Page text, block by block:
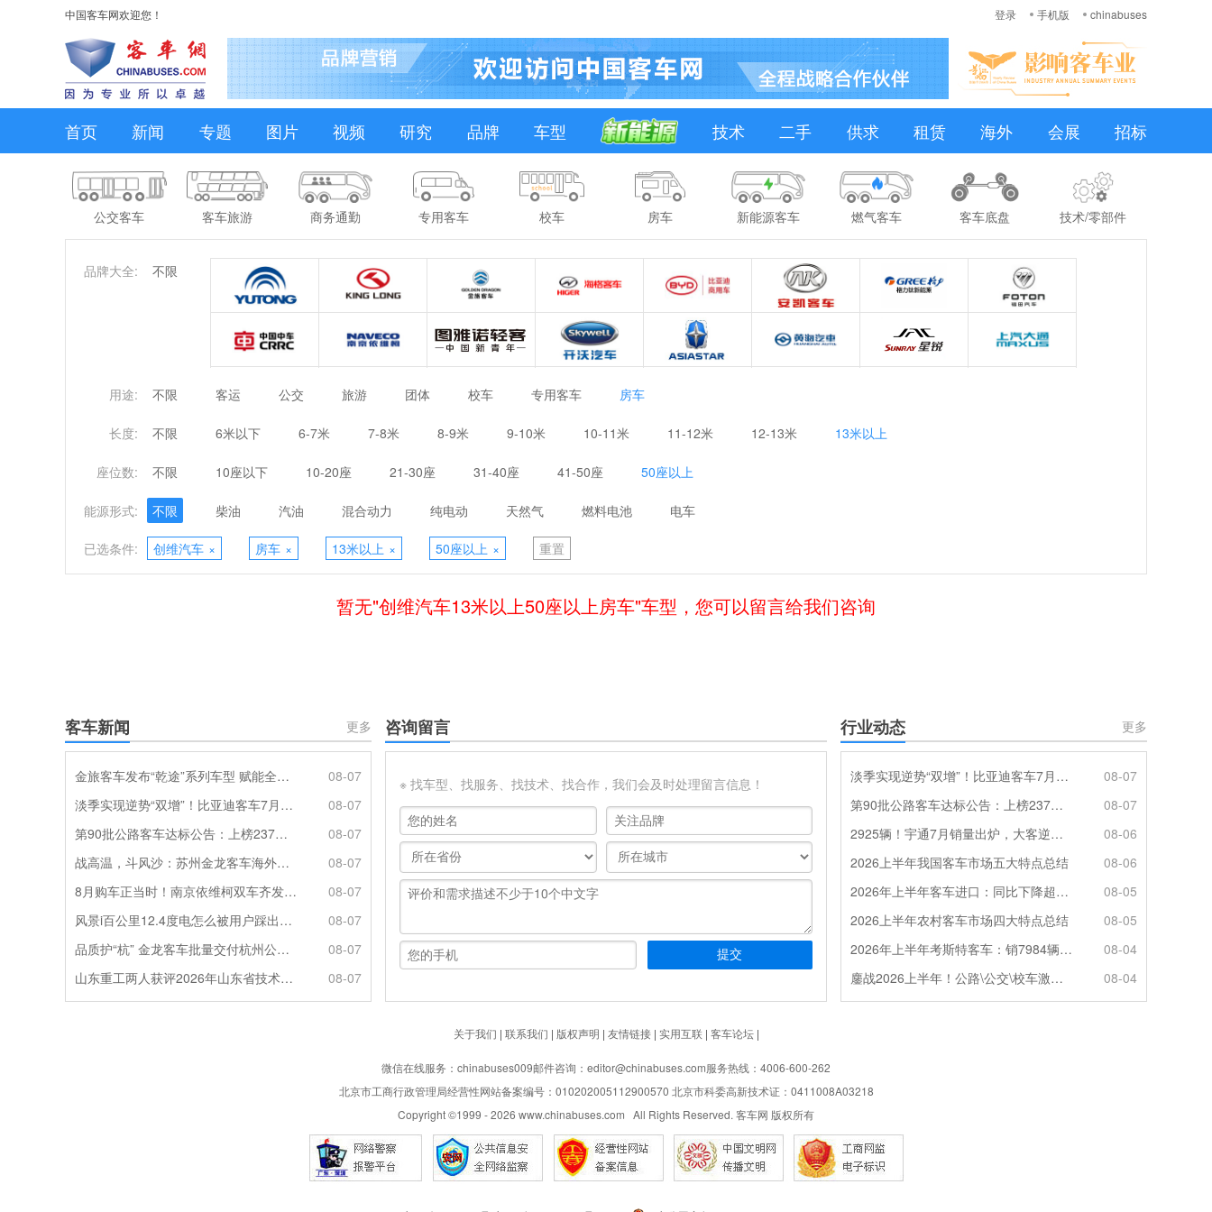
中国客车网欢迎您！ 登录 手机版 chinabuses
首页 新闻 专题 图片 视频 研究 品牌 车型 技术 二手 供求 租赁 海外 会展 招标
公交客车 客车旅游 商务通勤 专用客车 校车 房车 新能源客车 燃气客车 客车底盘 技术/零部件
品牌大全: 不限
用途: 不限 客运 公交 旅游 团体 校车 专用客车 房车
长度: 不限 6米以下 6-7米 7-8米 8-9米 9-10米 10-11米 11-12米 12-13米 13米以上
座位数: 不限 10座以下 10-20座 21-30座 31-40座 41-50座 50座以上
能源形式: 不限 柴油 汽油 混合动力 纯电动 天然气 燃料电池 电车
已选条件: 创维汽车 × 房车 × 13米以上 × 50座以上 × 重置
暂无"创维汽车13米以上50座以上房车"车型，您可以留言给我们咨询
客车新闻 更多
金旅客车发布“乾途”系列车型 赋能全球客运产业提质升级
08-07
淡季实现逆势“双增”！比亚迪客车7月热销620辆创新高
08-07
第90批公路客车达标公告：上榜237款创次高，混动\燃料电池缺席
08-07
战高温，斗风沙：苏州金龙客车海外服务的“极限温度测试”
08-07
8月购车正当时！南京依维柯双车齐发限时福利全解析
08-07
风景i百公里12.4度电怎么被用户踩出来的？
08-07
品质护“杭” 金龙客车批量交付杭州公交集团72辆
08-07
山东重工两人获评2026年山东省技术技能大师
08-07
咨询留言
※ 找车型、找服务、找技术、找合作，我们会及时处理留言信息！
行业动态 更多
淡季实现逆势“双增”！比亚迪客车7月热销620辆创新高
08-07
第90批公路客车达标公告：上榜237款创次高，混动\燃料电池缺席
08-07
2925辆！宇通7月销量出炉，大客逆势走强筑牢基本盘
08-06
2026上半年我国客车市场五大特点总结
08-06
2026年上半年客车进口：同比下降超4成，轻客主体地位凸显
08-05
2026上半年农村客车市场四大特点总结
08-05
2026年上半年考斯特客车：销7984辆 6米领涨领跑 电动化提速
08-04
鏖战2026上半年！公路\公交\校车激烈角逐，谁问鼎赛道赢家?
08-04
关于我们 | 联系我们 | 版权声明 | 友情链接| 实用互联| 客车论坛|
微信在线服务：chinabuses009邮件咨询：editor@chinabuses.com服务热线：4006-600-262
北京市工商行政管理局经营性网站备案编号：010202005112900570 北京市科委高新技术证：0411008A03218
Copyright ©1999 -2026 www.chinabuses.com All Rights Reserved. 客车网 版权所有